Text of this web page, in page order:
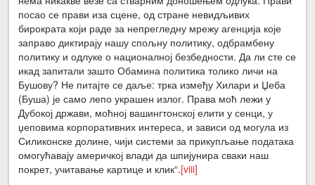
посао се прави иза сцене, од стране невидљивих
бирократа који раде за непрегледну мрежу агенција које
заправо диктирају нашу спољну политику, одбрамбену
политику и одлуке о националној безбедности. Да ли сте се
икад запитали зашто Обамина политика толико личи на
Бушову? Не питајте се даље: трка између Хилари и Џеба
(Буша) је само лепо украшен излог. Права моћ лежи у
Дубокој држави, моћној вашингтонској елити у сенци, у
џеповима корпоративних интереса, и зависи од могула из
Силиконске долине, чији системи за прикупљање података
омогућавају америчкој влади да шпијунира сваки наш
покрет, учитавање картице и клик“.[viii]